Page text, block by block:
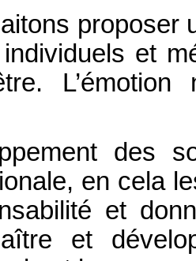
proposer
et
des
en cela
et
et